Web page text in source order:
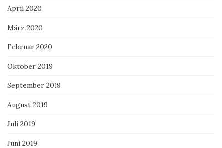
April 2020
März 2020
Februar 2020
Oktober 2019
September 2019
August 2019
Juli 2019
Juni 2019